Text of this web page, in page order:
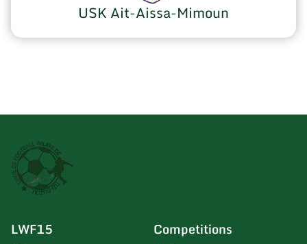
USK Ait-Aissa-Mimoun
LWF15 Competitions